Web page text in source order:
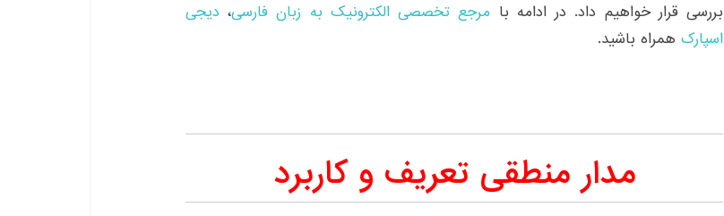
بررسی قرار خواهیم داد. در ادامه با مرجع تخصصی الکترونیک به زبان فارسی، دیجی
اسپارک همراه باشید.
مدار منطقی تعریف و کاربرد